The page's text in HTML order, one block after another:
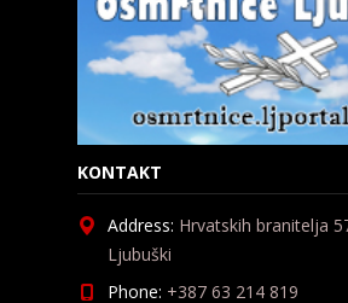
KONTAKT
Address: Hrvatskih branitelja
Ljubuški
Phone: +387 63 214 819